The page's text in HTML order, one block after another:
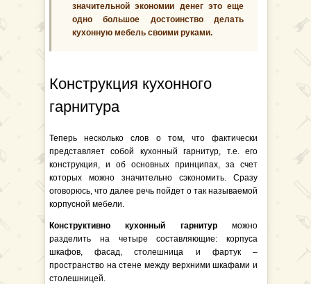
значительной экономии денег это еще
одно большое достоинство делать
кухонную мебель своими руками.
Конструкция кухонного
гарнитура
Теперь несколько слов о том, что фактически
представляет собой кухонный гарнитур, т.е. его
конструкция, и об основных принципах, за счет
которых можно значительно сэкономить. Сразу
оговорюсь, что далее речь пойдет о так называемой
корпусной мебели.
Конструктивно кухонный гарнитурможно
разделить на четыре составляющие: корпуса
шкафов, фасад, столешница и фартук –
пространство на стене между верхними шкафами и
столешницей.